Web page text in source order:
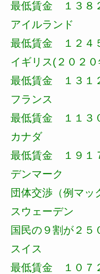
最低賃金 １３
アイルランド
最低賃金 １２
イギリス(２０２
最低賃金 １３
フランス
最低賃金 １１
カナダ
最低賃金 １９
デンマーク
団体交渉（例マ
スウェーデン
国民の９割が２
スイス
最低賃金 １０